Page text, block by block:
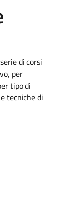
di corsi
per
tipo di
tecniche di